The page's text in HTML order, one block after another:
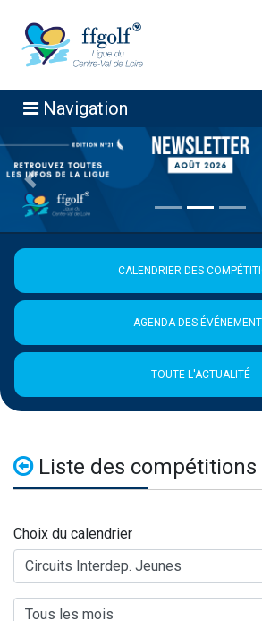
Navigation
Précédent
CALENDRIER DES
AGENDA DES
TOUTE L'ACTUALITÉ
Liste des compétitions
Choix du calendrier